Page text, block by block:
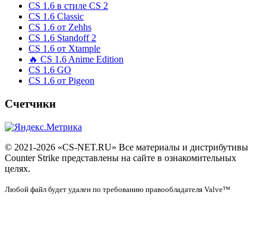
CS 1.6 в стиле CS 2
CS 1.6 Classic
CS 1.6 от Zehhs
CS 1.6 Standoff 2
CS 1.6 от Xtample
🔥 CS 1.6 Anime Edition
CS 1.6 GO
CS 1.6 от Pigeon
Счетчики
© 2021-2026 «CS-NET.RU» Все материалы и дистрибутивы
Counter Strike представлены на сайте в ознакомительных
целях.
Любой файл будет удален по требованию правообладателя Valve™